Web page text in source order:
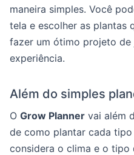
maneira simples. Você
tela e escolher as plantas
fazer um ótimo projeto de
experiência.
Além do simples
O Grow Planner vai além
de como plantar cada
considera o clima e o tipo